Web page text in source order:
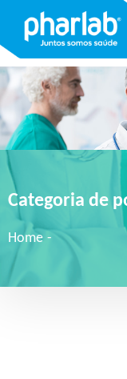
Categoria de
Home -